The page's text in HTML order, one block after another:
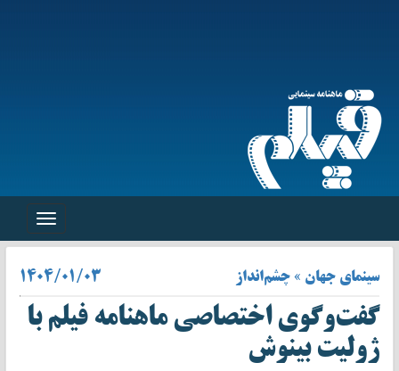
Toggle
سینمای جهان » چشم‌انداز ۱۴۰۴/۰۱/۰۳
گفت‌وگوی اختصاصی ماهنامه فیلم با
ژولیت بینوش